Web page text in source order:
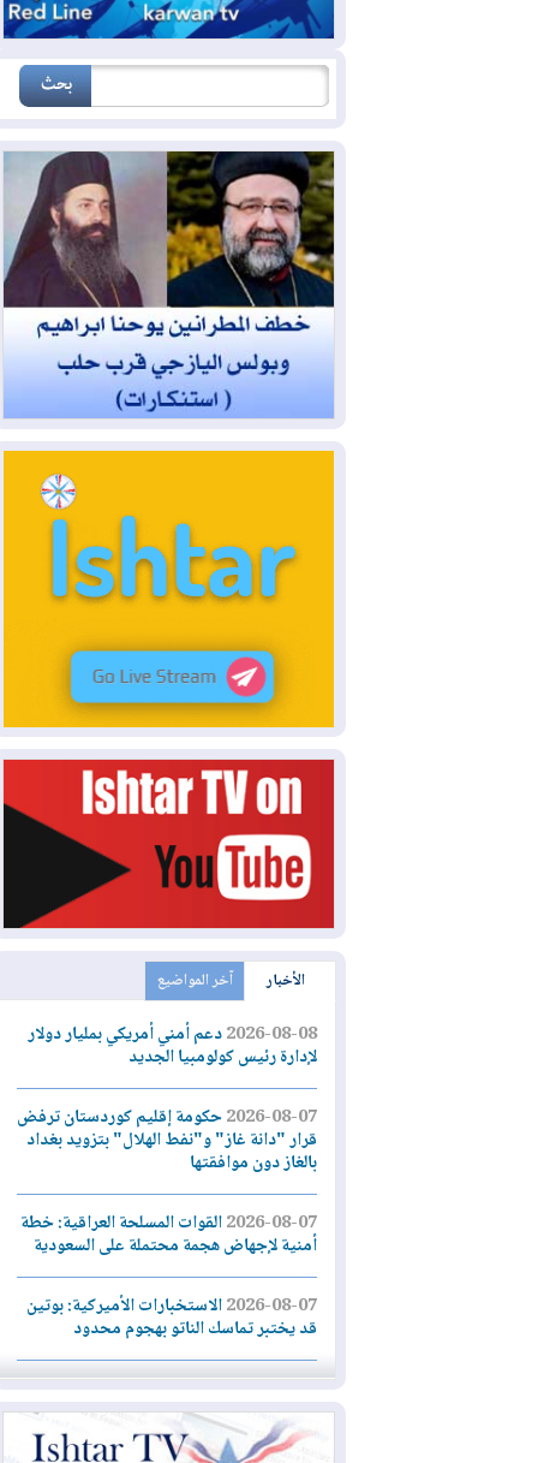
الأخبار آخر المواضيع
2026-08-08دعم أمني أمريكي بمليار دولار
لإدارة رئيس كولومبيا الجديد
2026-08-07حكومة إقليم كوردستان ترفض
قرار "دانة غاز" و"نفط الهلال" بتزويد بغداد
بالغاز دون موافقتها
2026-08-07القوات المسلحة العراقية: خطة
أمنية لإجهاض هجمة محتملة على السعودية
2026-08-07الاستخبارات الأميركية: بوتين
قد يختبر تماسك الناتو بهجوم محدود
2026-08-06نيجيرفان بارزاني حول اجتماع
"إدارة الدولة": أكدنا دعم تنفيذ البرنامج
الحكومي وأهمية حصر السلاح